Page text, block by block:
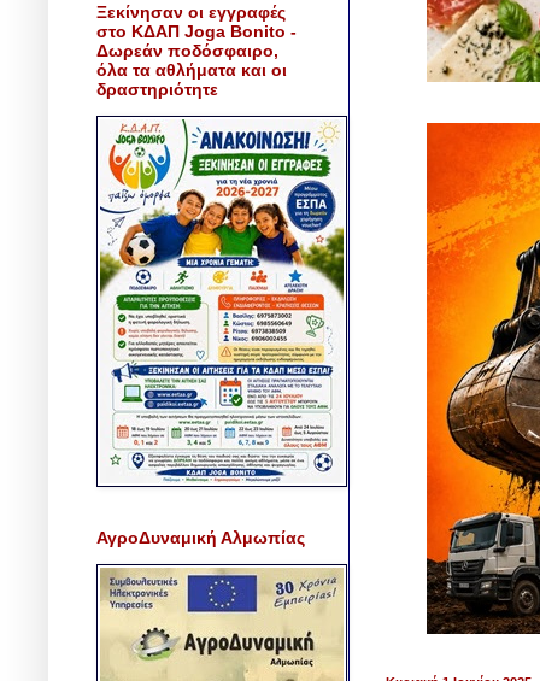
Ξεκίνησαν οι εγγραφές
στο ΚΔΑΠ Joga Bonito -
Δωρεάν ποδόσφαιρο,
όλα τα αθλήματα και οι
δραστηριότητε
ΑγροΔυναμική Αλμωπίας